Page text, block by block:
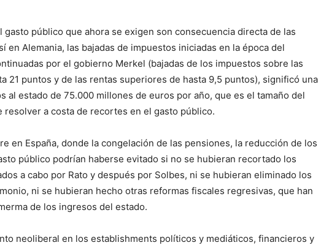
público que ahora se exigen son consecuencia directa de las
en Alemania, las bajadas de impuestos iniciadas en la época del
por el gobierno Merkel (bajadas de los impuestos sobre las
21 puntos y de las rentas superiores de hasta 9,5 puntos), significó una
al estado de 75.000 millones de euros por año, que es el tamaño del
a costa de recortes en el gasto público.
en España, donde la congelación de las pensiones, la reducción de los
público podrían haberse evitado si no se hubieran recortado los
a cabo por Rato y después por Solbes, ni se hubieran eliminado los
ni se hubieran hecho otras reformas fiscales regresivas, que han
de los ingresos del estado.
neoliberal en los establishments políticos y mediáticos, financieros y